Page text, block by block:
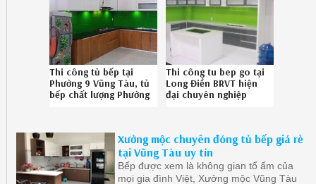
Thi công tủ bếp tại
Phường 9 Vũng Tàu, tủ
bếp chất lượng Phường
Thi công tu bep go tại
Long Điền BRVT hiện
đại chuyên nghiệp
Xưởng mộc chuyên đóng tủ bếp giá rẻ
tại Vũng Tàu uy tín
Bếp được xem là không gian tổ ấm của
mọi gia đình Việt, Xưởng mộc Vũng Tàu